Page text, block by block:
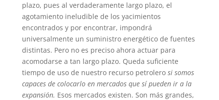
plazo, pues al verdaderamente largo plazo, el
agotamiento ineludible de los yacimientos
encontrados y por encontrar, impondrá
universalmente un suministro energético de fuentes
distintas. Pero no es preciso ahora actuar para
acomodarse a tan largo plazo. Queda suficiente
tiempo de uso de nuestro recurso petrolero si somos
capaces de colocarlo en mercados que sí pueden ir a la
expansión. Esos mercados existen. Son más grandes,